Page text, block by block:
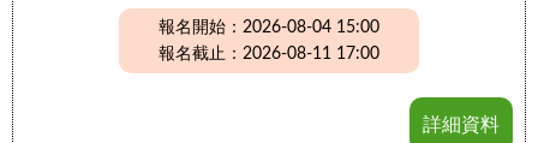
報名開始：2026-08-04 15:00
報名截止：2026-08-11 17:00
詳細資料